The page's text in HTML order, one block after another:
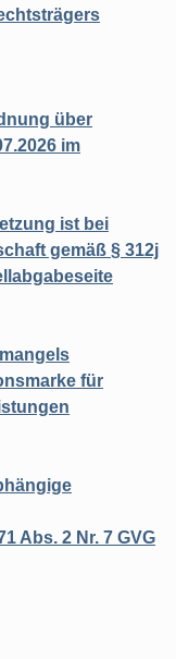
über
im
ist bei
gemäß § 312j
für
Abs. 2 Nr. 7 GVG